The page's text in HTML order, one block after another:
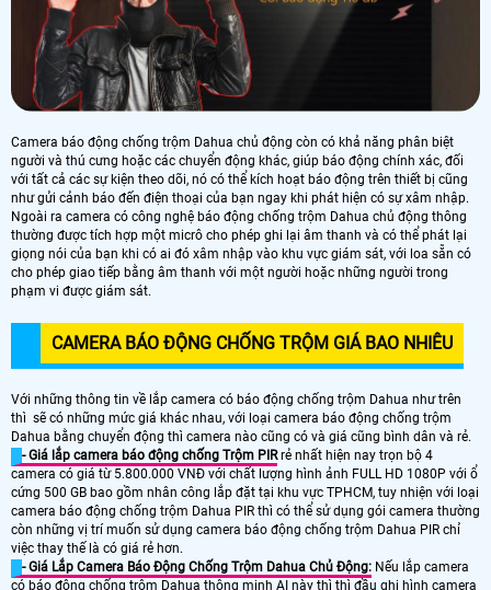
Camera báo động chống trộm Dahua chủ động còn có khả năng phân biệt
người và thú cưng hoặc các chuyển động khác, giúp báo động chính xác, đối
với tất cả các sự kiện theo dõi, nó có thể kích hoạt báo động trên thiết bị cũng
như gửi cảnh báo đến điện thoại của bạn ngay khi phát hiện có sự xâm nhập.
Ngoài ra camera có công nghệ báo động chống trộm Dahua chủ động thông
thường được tích hợp một micrô cho phép ghi lại âm thanh và có thể phát lại
giọng nói của bạn khi có ai đó xâm nhập vào khu vực giám sát, với loa sẵn có
cho phép giao tiếp bằng âm thanh với một người hoặc những người trong
phạm vi được giám sát.
CAMERA BÁO ĐỘNG CHỐNG TRỘM GIÁ BAO NHIÊU
Với những thông tin về lắp camera có báo động chống trộm Dahua như trên
thì sẽ có những mức giá khác nhau, với loại camera báo động chống trộm
Dahua bằng chuyển động thì camera nào cũng có và giá cũng bình dân và rẻ.
- Giá lắp camera báo động chống Trộm PIRrẻ nhất hiện nay trọn bộ 4
camera có giá từ 5.800.000 VNĐ với chất lượng hình ảnh FULL HD 1080P với ổ
cứng 500 GB bao gồm nhân công lắp đặt tại khu vực TPHCM, tuy nhiện với loại
camera báo động chống trộm Dahua PIR thì có thể sử dụng gói camera thường
còn những vị trí muốn sử dụng camera báo động chống trộm Dahua PIR chỉ
việc thay thế là có giá rẻ hơn.
- Giá Lắp Camera Báo Động Chống Trộm Dahua Chủ Động: Nếu lắp camera
có báo động chống trộm Dahua thông minh AI này thì thì đầu ghi hình camera